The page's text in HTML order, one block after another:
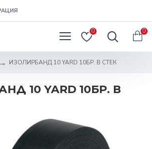
0 0
ИЗОЛИРБАНД 10 YARD 10БР. В СТЕК
10 YARD 10БР. В